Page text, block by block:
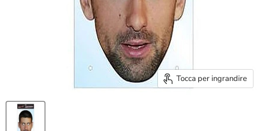
Tocca per ingrandire